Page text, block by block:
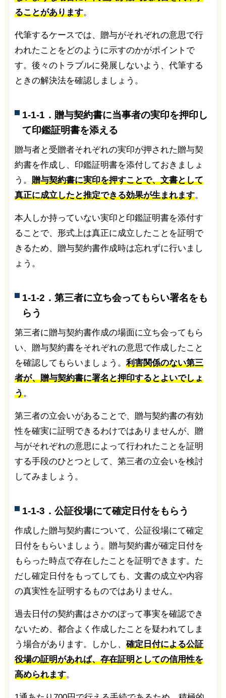
ることがあります。
代筆するケースでは、贈与がそれぞれの意思で行
われたことをどのように示すのかがポイントで
す。後々のトラブルに発展しないよう、代筆する
ときの解決法を確認しましょう。
1-1-1．贈与契約書に当事者の実印を押印し
て印鑑証明書を添える
贈与者と受贈者それぞれの実印が押された贈与契
約書を作成し、印鑑証明書を添付しておきましょ
う。 贈与契約書に実印を押すことで、文書として
真正に成立したと推定できる効果が生まれます。
本人しか持っていない実印と印鑑証明書を添付す
ることで、形式上は真正に成立したことを証明で
きるため、贈与契約書作成時は忘れずに行いまし
ょう。
1-1-2．第三者に立ち会ってもらい署名をも
らう
第三者に贈与契約書作成の場面に立ち会ってもら
い、贈与契約書をそれぞれの意思で作成したこと
を確認してもらいましょう。 利害関係のない第三
者が、贈与契約書に署名と押印するとよいでしょ
う。
第三者の立会いがあることで、贈与契約書の有効
性を確実に証明できるわけではありませんが、贈
与がそれぞれの意思によって行われたことを証明
する手段のひとつとして、第三者の立会いを検討
してみましょう。
1-1-3．公証役場にて確定日付をもらう
作成した贈与契約書について、公証役場にて確定
日付をもらいましょう。贈与契約書が確定日付を
もらった時点で存在したことを証明できます。た
だし確定日付をもってしても、文書の成立や内容
の真実性を証明するものではありません。
過去日付の契約書はさかのぼって事実を確認でき
ないため、都合よく作成したことを疑われてしま
う場合があります。しかし、 確定日付による公証
役場の証明があれば、存在証明としての信用性を
高められます。